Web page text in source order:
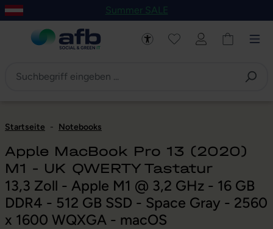
Hauptinhalt springen
Zur Navigation der B2B-Plattform springen
Summer SALE
Startseite - Notebooks
Apple MacBook Pro 13 (2020)
M1 - UK QWERTY Tastatur
13,3 Zoll - Apple M1 @ 3,2 GHz - 16 GB
DDR4 - 512 GB SSD - Space Gray - 2560
x 1600 WQXGA - macOS